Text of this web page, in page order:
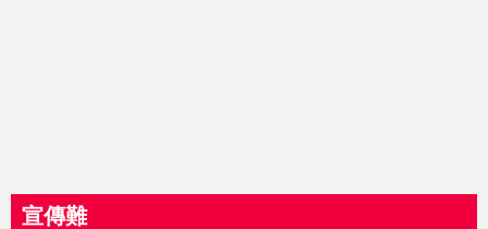
宣傳難